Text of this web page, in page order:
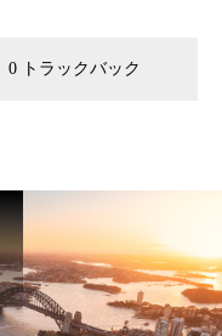
0 トラックバック